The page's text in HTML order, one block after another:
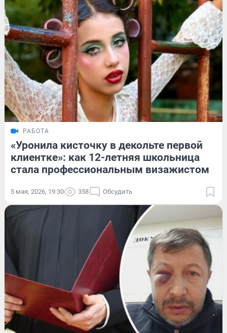
РАБОТА
«Уронила кисточку в декольте первой
клиентке»: как 12-летняя школьница
стала профессиональным визажистом
5 мая, 2026, 19:30 358 Обсудить